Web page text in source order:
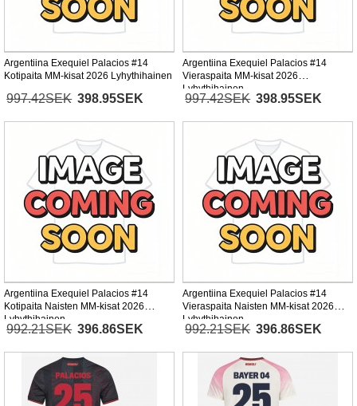
Argentiina Exequiel Palacios #14
Kotipaita MM-kisat 2026 Lyhythihainen
997.42SEK 398.95SEK
Argentiina Exequiel Palacios #14
Vieraspaita MM-kisat 2026
Lyhythihainen
997.42SEK 398.95SEK
Argentiina Exequiel Palacios #14
Kotipaita Naisten MM-kisat 2026
Lyhythihainen
992.21SEK 396.86SEK
Argentiina Exequiel Palacios #14
Vieraspaita Naisten MM-kisat 2026
Lyhythihainen
992.21SEK 396.86SEK